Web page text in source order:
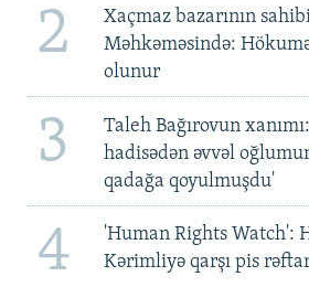
2
Xaçmaz bazarının
Məhkəməsində:
olunur
3
Taleh Bağırovun
hadisədən əvvəl
qadağa qoyulmuşdu'
4
'Human Rights Watch':
Kərimliyə qarşı pis